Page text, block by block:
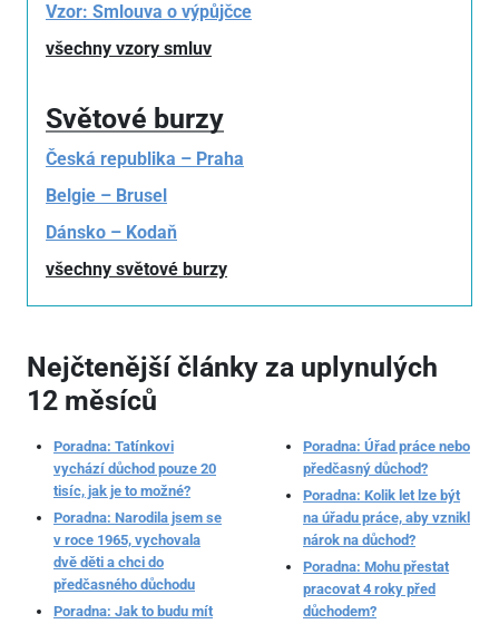
Vzor: Smlouva o výpůjčce
všechny vzory smluv
Světové burzy
Česká republika – Praha
Belgie – Brusel
Dánsko – Kodaň
všechny světové burzy
Nejčtenější články za uplynulých
12 měsíců
Poradna: Tatínkovi
vychází důchod pouze 20
tisíc, jak je to možné?
Poradna: Narodila jsem se
v roce 1965, vychovala
dvě děti a chci do
předčasného důchodu
Poradna: Jak to budu mít
Poradna: Úřad práce nebo
předčasný důchod?
Poradna: Kolik let lze být
na úřadu práce, aby vznikl
nárok na důchod?
Poradna: Mohu přestat
pracovat 4 roky před
důchodem?